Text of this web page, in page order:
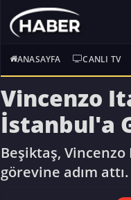
ANASAYFA CANLI TV
Vincenzo
İstanbul'a
Beşiktaş,
görevine adım attı.